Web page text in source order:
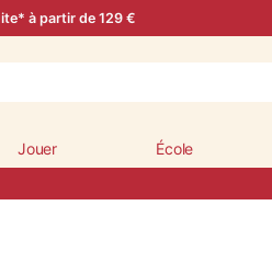
à partir de 129 €
Jouer École